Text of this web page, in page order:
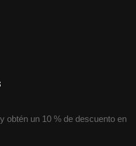
obtén un 10 % de descuento en